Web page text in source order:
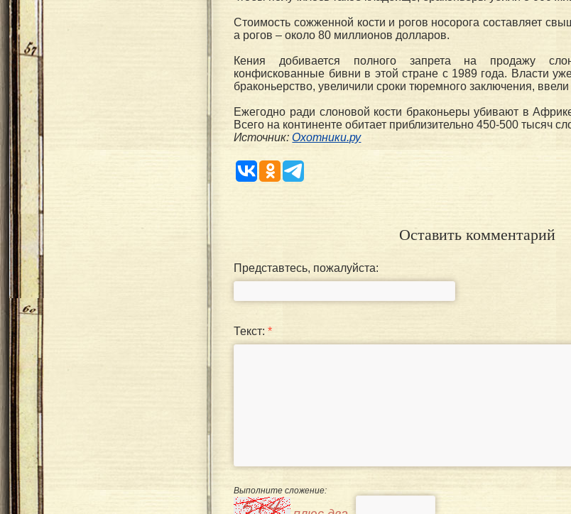
Стоимость сожженной кости и рогов носорога составляет
а рогов – около 80 миллионов долларов.
Кения добивается полного запрета на продажу
конфискованные бивни в этой стране с 1989 года. Власти
браконьерство, увеличили сроки тюремного заключения,
Ежегодно ради слоновой кости браконьеры убивают в
Всего на континенте обитает приблизительно 450-500 тысяч
Источник:Охотники.ру
Оставить комментарий
Представтесь, пожалуйста:
Текст:*
Выполните сложение: